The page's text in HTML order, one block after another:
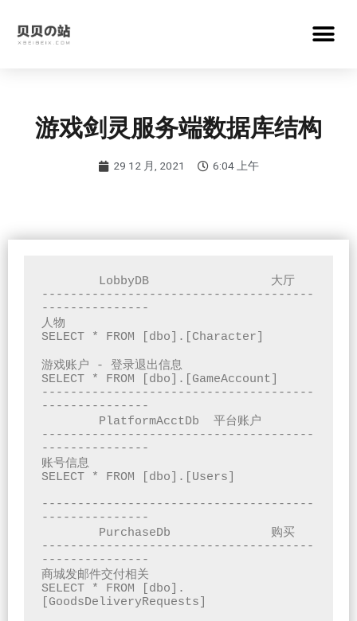
游戏剑灵服务端数据库结构
29 12 月, 2021 6:04 上午
--------------------------------------
---------------
人物
SELECT * FROM [dbo].[Character]
游戏账户 - 登录退出信息
SELECT * FROM [dbo].[GameAccount]
--------------------------------------
---------------
--------------------------------------
---------------
账号信息
SELECT * FROM [dbo].[Users]
--------------------------------------
---------------
--------------------------------------
---------------
商城发邮件交付相关
SELECT * FROM [dbo].
[GoodsDeliveryRequests]